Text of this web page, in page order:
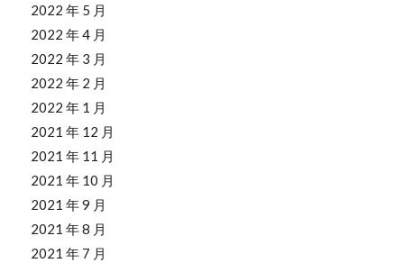
2022 年 5 月
2022 年 4 月
2022 年 3 月
2022 年 2 月
2022 年 1 月
2021 年 12 月
2021 年 11 月
2021 年 10 月
2021 年 9 月
2021 年 8 月
2021 年 7 月